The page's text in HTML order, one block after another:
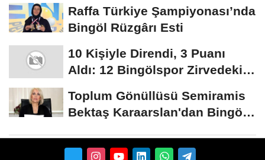
Raffa Türkiye Şampiyonası’nda
Bingöl Rüzgârı Esti
10 Kişiyle Direndi, 3 Puanı
Aldı: 12 Bingölspor Zirvedeki
Toplum Gönüllüsü Semiramis
Bektaş Karaarslan'dan Bingöl